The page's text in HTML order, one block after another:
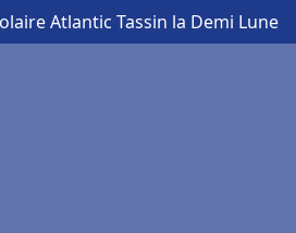
Atlantic Tassin la Demi Lune